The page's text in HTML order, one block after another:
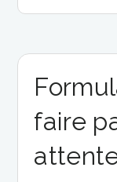
faire